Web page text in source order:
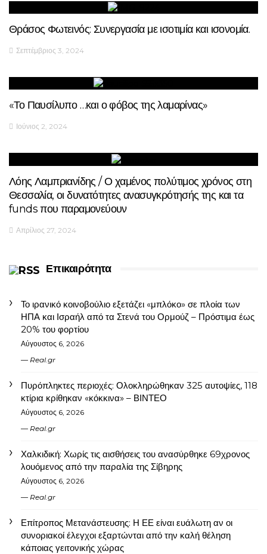
Θράσος Φωτεινός: Συνεργασία με ισοτιμία και ισονομία.
Σεπτέμβριος 3, 2024
«Το Παυσίλυπο …και ο φόβος της λαμαρίνας»
Ιούνιος 2, 2024
Λόης Λαμπριανίδης / Ο χαμένος πολύτιμος χρόνος στη
Θεσσαλία, οι δυνατότητες ανασυγκρότησής της και τα
funds που παραμονεύουν
Απρίλιος 27, 2024
Επικαιρότητα
Το ιρανικό κοινοβούλιο εξετάζει «μπλόκο» σε πλοία των
ΗΠΑ και Ισραήλ από τα Στενά του Ορμούζ – Πρόστιμα έως
20% του φορτίου
Αύγουστος 6, 2026
Real.gr
Πυρόπληκτες περιοχές: Ολοκληρώθηκαν 325 αυτοψίες, 118
κτίρια κρίθηκαν «κόκκινα» – ΒΙΝΤΕΟ
Αύγουστος 6, 2026
Real.gr
Χαλκιδική: Χωρίς τις αισθήσεις του ανασύρθηκε 69χρονος
λουόμενος από την παραλία της Σίβηρης
Αύγουστος 6, 2026
Real.gr
Επίτροπος Μετανάστευσης: Η ΕΕ είναι ευάλωτη αν οι
συνοριακοί έλεγχοι εξαρτώνται από την καλή θέληση
κάποιας γειτονικής χώρας